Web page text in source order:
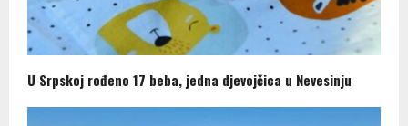
U Srpskoj rođeno 17 beba, jedna djevojčica u Nevesinju